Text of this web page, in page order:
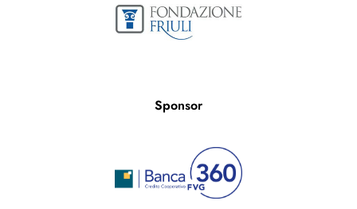
Sponsor